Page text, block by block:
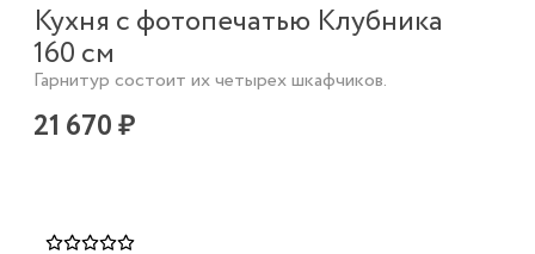
Кухня с фотопечатью Клубника
160 см
Гарнитур состоит их четырех шкафчиков.
21 670 ₽